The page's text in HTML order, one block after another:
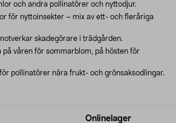
Onlinelager
och andra pollinatörer och nyttodjur.
för nyttoinsekter – mix av ett- och fleråriga
skadegörare i trädgården.
på våren för sommarblom, på hösten för
pollinatörer nära frukt- och grönsaksodlingar.